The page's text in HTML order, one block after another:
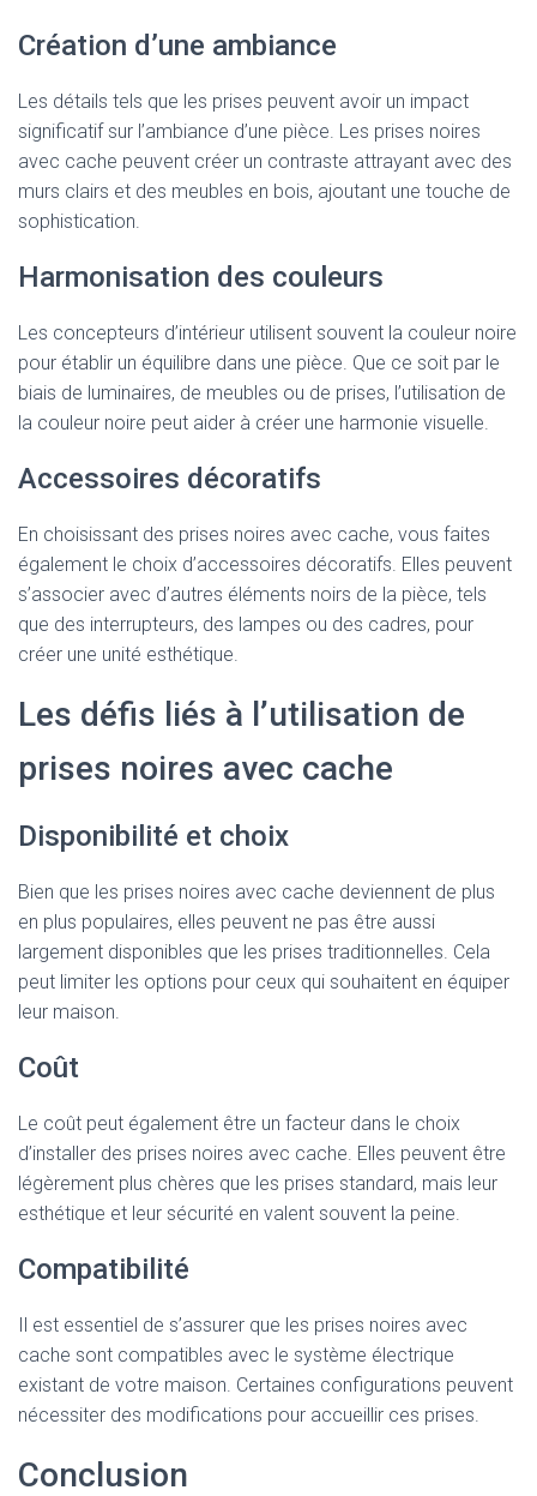
Création d’une ambiance
Les détails tels que les prises peuvent avoir un impact
significatif sur l’ambiance d’une pièce. Les prises noires
avec cache peuvent créer un contraste attrayant avec des
murs clairs et des meubles en bois, ajoutant une touche de
sophistication.
Harmonisation des couleurs
Les concepteurs d’intérieur utilisent souvent la couleur noire
pour établir un équilibre dans une pièce. Que ce soit par le
biais de luminaires, de meubles ou de prises, l’utilisation de
la couleur noire peut aider à créer une harmonie visuelle.
Accessoires décoratifs
En choisissant des prises noires avec cache, vous faites
également le choix d’accessoires décoratifs. Elles peuvent
s’associer avec d’autres éléments noirs de la pièce, tels
que des interrupteurs, des lampes ou des cadres, pour
créer une unité esthétique.
Les défis liés à l’utilisation de
prises noires avec cache
Disponibilité et choix
Bien que les prises noires avec cache deviennent de plus
en plus populaires, elles peuvent ne pas être aussi
largement disponibles que les prises traditionnelles. Cela
peut limiter les options pour ceux qui souhaitent en équiper
leur maison.
Coût
Le coût peut également être un facteur dans le choix
d’installer des prises noires avec cache. Elles peuvent être
légèrement plus chères que les prises standard, mais leur
esthétique et leur sécurité en valent souvent la peine.
Compatibilité
Il est essentiel de s’assurer que les prises noires avec
cache sont compatibles avec le système électrique
existant de votre maison. Certaines configurations peuvent
nécessiter des modifications pour accueillir ces prises.
Conclusion